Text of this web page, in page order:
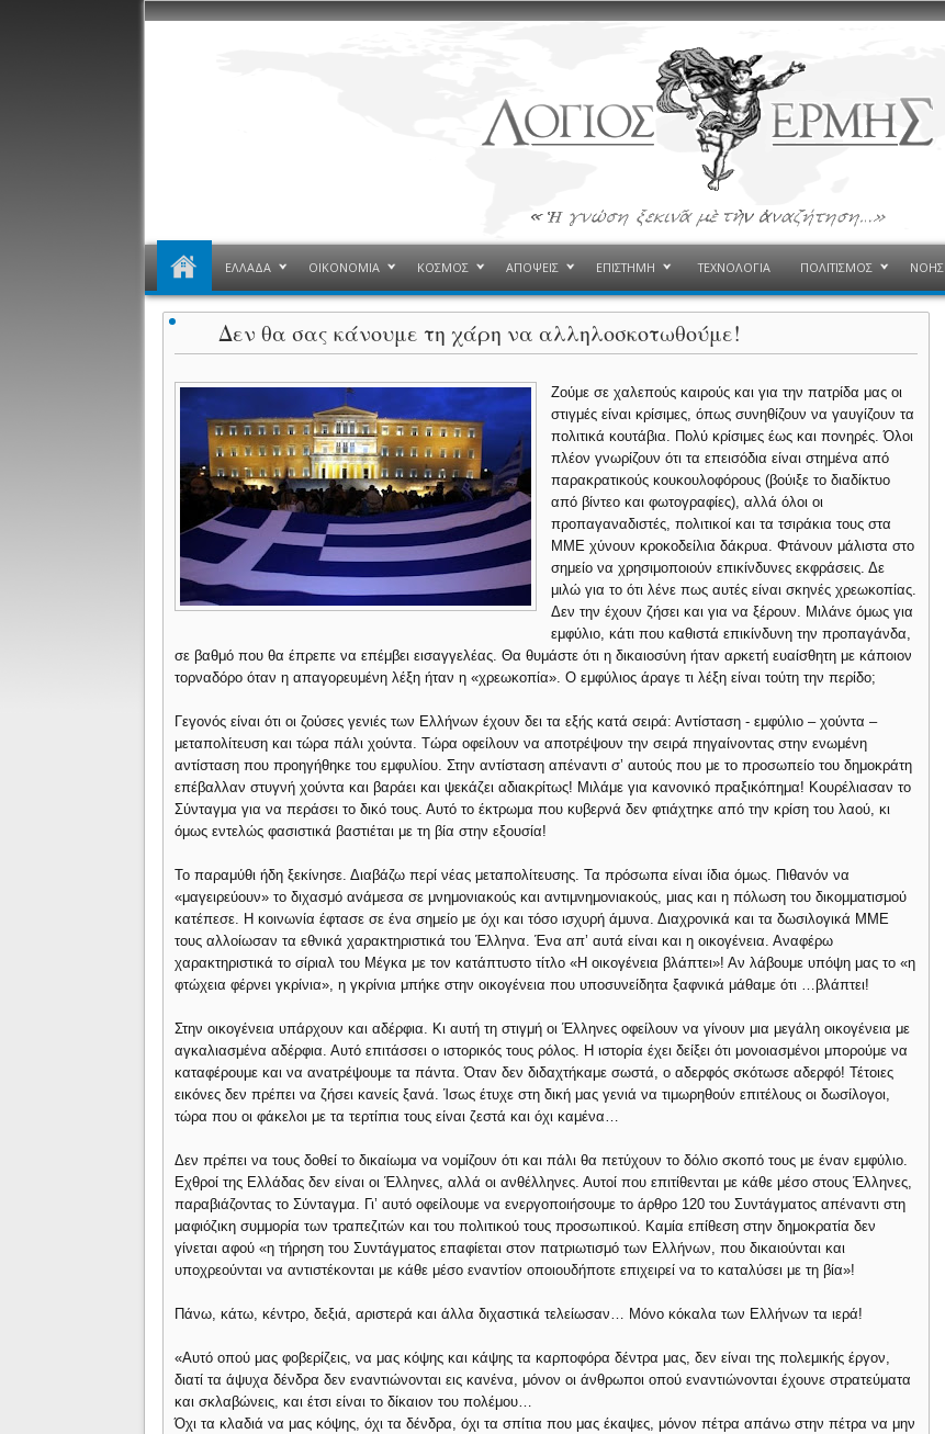
ΕΛΛΑΔΑ ΟΙΚΟΝΟΜΙΑ ΚΟΣΜΟΣ ΑΠΟΨΕΙΣ ΕΠΙΣΤΗΜΗ ΤΕΧΝΟΛΟΓΙΑ ΠΟΛΙΤΙΣΜΟΣ
Δεν θα σας κάνουμε τη χάρη να αλληλοσκοτωθούμε!
Ζούμε σε χαλεπούς καιρούς και για την πατρίδα μας οι
στιγμές είναι κρίσιμες, όπως συνηθίζουν να γαυγίζουν τα
πολιτικά κουτάβια. Πολύ κρίσιμες έως και πονηρές. Όλοι
πλέον γνωρίζουν ότι τα επεισόδια είναι στημένα από
παρακρατικούς κουκουλοφόρους (βούιξε το διαδίκτυο
από βίντεο και φωτογραφίες), αλλά όλοι οι
προπαγαναδιστές, πολιτικοί και τα τσιράκια τους στα
ΜΜΕ χύνουν κροκοδείλια δάκρυα. Φτάνουν μάλιστα στο
σημείο να χρησιμοποιούν επικίνδυνες εκφράσεις. Δε
μιλώ για το ότι λένε πως αυτές είναι σκηνές χρεωκοπίας.
Δεν την έχουν ζήσει και για να ξέρουν. Μιλάνε όμως για
εμφύλιο, κάτι που καθιστά επικίνδυνη την προπαγάνδα,
σε βαθμό που θα έπρεπε να επέμβει εισαγγελέας. Θα θυμάστε ότι η δικαιοσύνη ήταν αρκετή ευαίσθητη με κάποιον
τορναδόρο όταν η απαγορευμένη λέξη ήταν η «χρεωκοπία». Ο εμφύλιος άραγε τι λέξη είναι τούτη την περίδο;
Γεγονός είναι ότι οι ζούσες γενιές των Ελλήνων έχουν δει τα εξής κατά σειρά: Αντίσταση - εμφύλιο – χούντα –
μεταπολίτευση και τώρα πάλι χούντα. Τώρα οφείλουν να αποτρέψουν την σειρά πηγαίνοντας στην ενωμένη
αντίσταση που προηγήθηκε του εμφυλίου. Στην αντίσταση απέναντι σ’ αυτούς που με το προσωπείο του δημοκράτη
επέβαλλαν στυγνή χούντα και βαράει και ψεκάζει αδιακρίτως! Μιλάμε για κανονικό πραξικόπημα! Κουρέλιασαν το
Σύνταγμα για να περάσει το δικό τους. Αυτό το έκτρωμα που κυβερνά δεν φτιάχτηκε από την κρίση του λαού, κι
όμως εντελώς φασιστικά βαστιέται με τη βία στην εξουσία!
Το παραμύθι ήδη ξεκίνησε. Διαβάζω περί νέας μεταπολίτευσης. Τα πρόσωπα είναι ίδια όμως. Πιθανόν να
«μαγειρεύουν» το διχασμό ανάμεσα σε μνημονιακούς και αντιμνημονιακούς, μιας και η πόλωση του δικομματισμού
κατέπεσε. Η κοινωνία έφτασε σε ένα σημείο με όχι και τόσο ισχυρή άμυνα. Διαχρονικά και τα δωσιλογικά ΜΜΕ
τους αλλοίωσαν τα εθνικά χαρακτηριστικά του Έλληνα. Ένα απ’ αυτά είναι και η οικογένεια. Αναφέρω
χαρακτηριστικά το σίριαλ του Μέγκα με τον κατάπτυστο τίτλο «Η οικογένεια βλάπτει»! Αν λάβουμε υπόψη μας το «η
φτώχεια φέρνει γκρίνια», η γκρίνια μπήκε στην οικογένεια που υποσυνείδητα ξαφνικά μάθαμε ότι …βλάπτει!
Στην οικογένεια υπάρχουν και αδέρφια. Κι αυτή τη στιγμή οι Έλληνες οφείλουν να γίνουν μια μεγάλη οικογένεια με
αγκαλιασμένα αδέρφια. Αυτό επιτάσσει ο ιστορικός τους ρόλος. Η ιστορία έχει δείξει ότι μονοιασμένοι μπορούμε να
καταφέρουμε και να ανατρέψουμε τα πάντα. Όταν δεν διδαχτήκαμε σωστά, ο αδερφός σκότωσε αδερφό! Τέτοιες
εικόνες δεν πρέπει να ζήσει κανείς ξανά. Ίσως έτυχε στη δική μας γενιά να τιμωρηθούν επιτέλους οι δωσίλογοι,
τώρα που οι φάκελοι με τα τερτίπια τους είναι ζεστά και όχι καμένα…
Δεν πρέπει να τους δοθεί το δικαίωμα να νομίζουν ότι και πάλι θα πετύχουν το δόλιο σκοπό τους με έναν εμφύλιο.
Εχθροί της Ελλάδας δεν είναι οι Έλληνες, αλλά οι ανθέλληνες. Αυτοί που επιτίθενται με κάθε μέσο στους Έλληνες,
παραβιάζοντας το Σύνταγμα. Γι’ αυτό οφείλουμε να ενεργοποιήσουμε το άρθρο 120 του Συντάγματος απέναντι στη
μαφιόζικη συμμορία των τραπεζιτών και του πολιτικού τους προσωπικού. Καμία επίθεση στην δημοκρατία δεν
γίνεται αφού «η τήρηση του Συντάγματος επαφίεται στον πατριωτισμό των Ελλήνων, που δικαιούνται και
υποχρεούνται να αντιστέκονται με κάθε μέσο εναντίον οποιουδήποτε επιχειρεί να το καταλύσει με τη βία»!
Πάνω, κάτω, κέντρο, δεξιά, αριστερά και άλλα διχαστικά τελείωσαν… Μόνο κόκαλα των Ελλήνων τα ιερά!
«Αυτό οπού μας φοβερίζεις, να μας κόψης και κάψης τα καρποφόρα δέντρα μας, δεν είναι της πολεμικής έργον,
διατί τα άψυχα δένδρα δεν εναντιώνονται εις κανένα, μόνον οι άνθρωποι οπού εναντιώνονται έχουνε στρατεύματα
και σκλαβώνεις, και έτσι είναι το δίκαιον του πολέμου…
Όχι τα κλαδιά να μας κόψης, όχι τα δένδρα, όχι τα σπίτια που μας έκαψες, μόνον πέτρα απάνω στην πέτρα να μην